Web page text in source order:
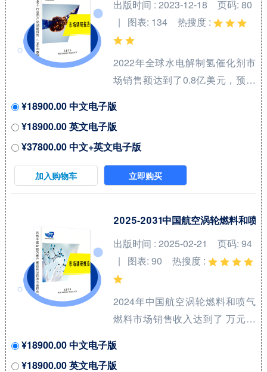
出版时间 : 2023-12-18
页码: 80
| 图表: 134
热搜度 :
2022年全球水电解制氢催化剂市
场销售额达到了0.8亿美元，预计
增长率（CAGR）为
47.5%（2023-2029）。地区层面
来看，中国市场在过去几年变化
较快，2022年市场规模为 百万美
元，约占全球的 %，预计2029年
将达到 %。 全球水电解制氢催化
Production from Water
Electrolysis）核心厂商包括田中
贵金属集团和庄信万丰等，前两
大厂商占有全球大约7...
¥18900.00 中文电子版
¥18900.00 英文电子版
¥37800.00 中文+英文电子版
加入购物车 立即购买
2025-2031中国航空涡轮燃料和喷
出版时间 : 2025-02-21
页码: 94
| 图表: 90
热搜度 :
2024年中国航空涡轮燃料和喷气
燃料市场销售收入达到了 万元，
2025-2031期间年复合增长率
¥18900.00 中文电子版
¥18900.00 英文电子版